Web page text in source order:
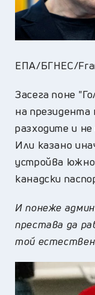
ЕПА/БГНЕС/
Засега поне
на
разходите и
Или казано
устройва
канадски
И понеже
престава да
той